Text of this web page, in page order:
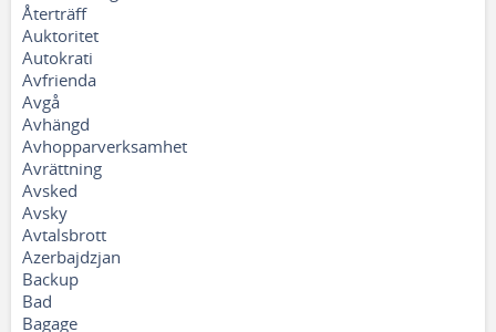
Återträff
Auktoritet
Autokrati
Avfrienda
Avgå
Avhängd
Avhopparverksamhet
Avrättning
Avsked
Avsky
Avtalsbrott
Azerbajdzjan
Backup
Bad
Bagage